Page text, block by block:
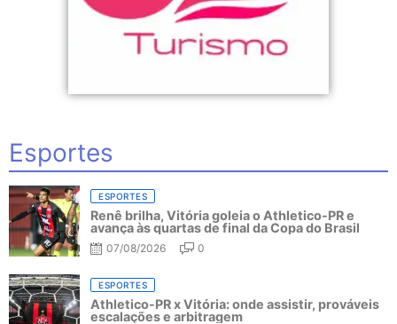
Esportes
ESPORTES
Renê brilha, Vitória goleia o Athletico-PR e
avança às quartas de final da Copa do Brasil
07/08/2026 0
ESPORTES
Athletico-PR x Vitória: onde assistir, prováveis
escalações e arbitragem